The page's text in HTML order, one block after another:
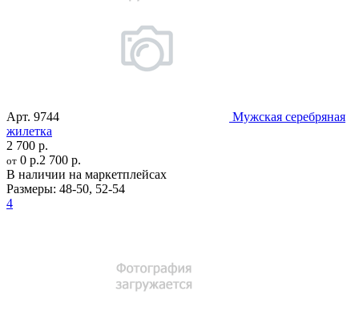
Арт. 9744
Мужская серебряная
жилетка
2 700 р.
от 0 р.2 700 р.
В наличии на маркетплейсах
Размеры: 48-50, 52-54
4